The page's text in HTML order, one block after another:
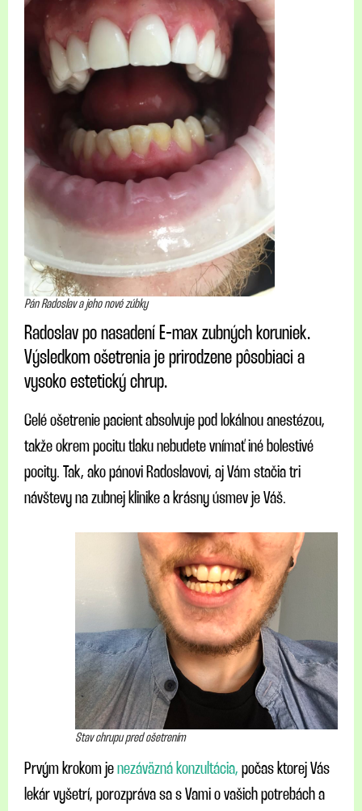
Pán Radoslav a jeho nové zúbky
Radoslav po nasadení E-max zubných koruniek.
Výsledkom ošetrenia je prirodzene pôsobiaci a
vysoko estetický chrup.
Celé ošetrenie pacient absolvuje pod lokálnou anestézou,
takže okrem pocitu tlaku nebudete vnímať iné bolestivé
pocity. Tak, ako pánovi Radoslavovi, aj Vám stačia tri
návštevy na zubnej klinike a krásny úsmev je Váš.
Stav chrupu pred ošetrením
Prvým krokom je nezáväzná konzultácia, počas ktorej Vás
lekár vyšetrí, porozpráva sa s Vami o vašich potrebách a